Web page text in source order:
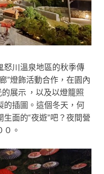
怒川溫泉地區的秋季傳
”燈飾活動合作， 在園內
的展示 ，以及以燈籠照
的插圖。這個冬天，何
生面的“夜遊”吧？夜間營
０。